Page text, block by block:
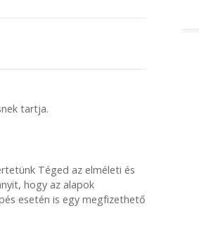
tartja.
Téged az elméleti és
hogy az alapok
esetén is egy megfizethető